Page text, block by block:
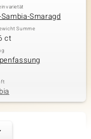
Smaragd
Summe
ct